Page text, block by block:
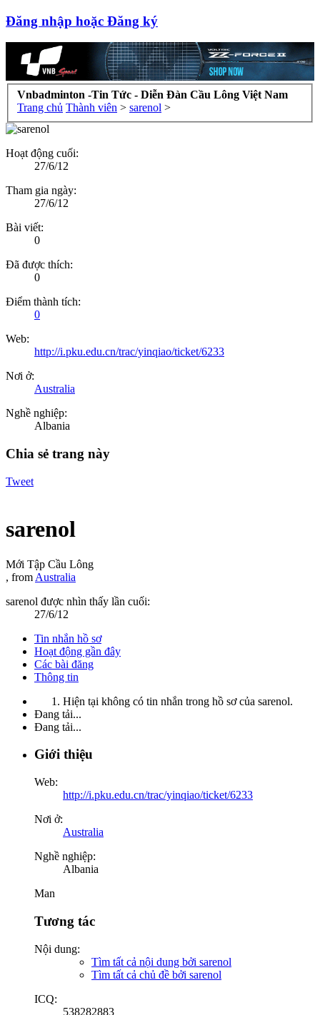
Đăng nhập hoặc Đăng ký
Vnbadminton -Tin Tức - Diễn Đàn Cầu Lông Việt Nam
Trang chủ Thành viên > sarenol >
Hoạt động cuối:
27/6/12
Tham gia ngày:
27/6/12
Bài viết:
0
Đã được thích:
0
Điểm thành tích:
0
Web:
http://i.pku.edu.cn/trac/yinqiao/ticket/6233
Nơi ở:
Australia
Nghề nghiệp:
Albania
Chia sẻ trang này
Tweet
sarenol
Mới Tập Cầu Lông
, from Australia
sarenol được nhìn thấy lần cuối:
27/6/12
Tin nhắn hồ sơ
Hoạt động gần đây
Các bài đăng
Thông tin
Hiện tại không có tin nhắn trong hồ sơ của sarenol.
Đang tải...
Đang tải...
Giới thiệu
Web:
http://i.pku.edu.cn/trac/yinqiao/ticket/6233
Nơi ở:
Australia
Nghề nghiệp:
Albania
Man
Tương tác
Nội dung:
Tìm tất cả nội dung bởi sarenol
Tìm tất cả chủ đề bởi sarenol
ICQ:
538282883